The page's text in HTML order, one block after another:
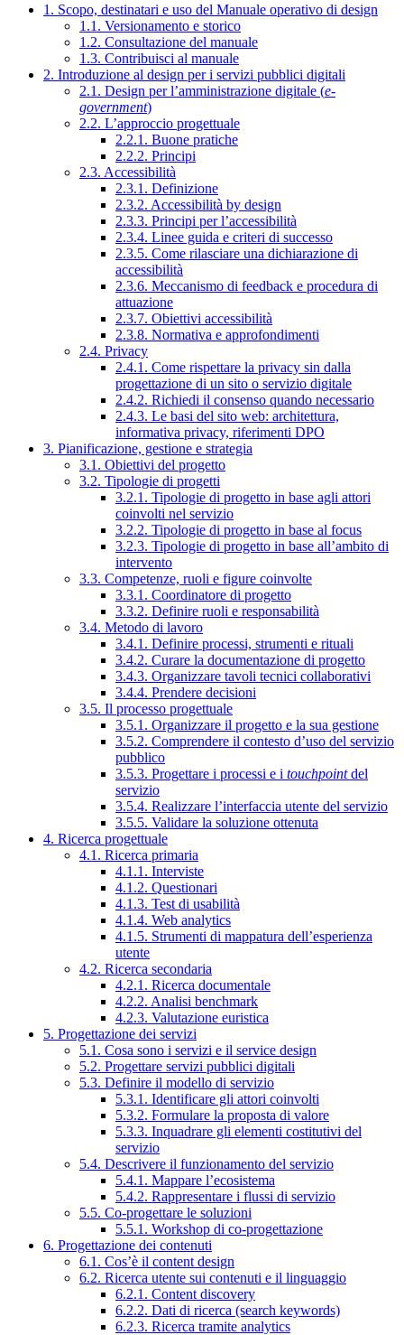
1. Scopo, destinatari e uso del Manuale operativo di design
1.1. Versionamento e storico
1.2. Consultazione del manuale
1.3. Contribuisci al manuale
2. Introduzione al design per i servizi pubblici digitali
2.1. Design per l’amministrazione digitale (e-
government)
2.2. L’approccio progettuale
2.2.1. Buone pratiche
2.2.2. Principi
2.3. Accessibilità
2.3.1. Definizione
2.3.2. Accessibilità by design
2.3.3. Principi per l’accessibilità
2.3.4. Linee guida e criteri di successo
2.3.5. Come rilasciare una dichiarazione di
accessibilità
2.3.6. Meccanismo di feedback e procedura di
attuazione
2.3.7. Obiettivi accessibilità
2.3.8. Normativa e approfondimenti
2.4. Privacy
2.4.1. Come rispettare la privacy sin dalla
progettazione di un sito o servizio digitale
2.4.2. Richiedi il consenso quando necessario
2.4.3. Le basi del sito web: architettura,
informativa privacy, riferimenti DPO
3. Pianificazione, gestione e strategia
3.1. Obiettivi del progetto
3.2. Tipologie di progetti
3.2.1. Tipologie di progetto in base agli attori
coinvolti nel servizio
3.2.2. Tipologie di progetto in base al focus
3.2.3. Tipologie di progetto in base all’ambito di
intervento
3.3. Competenze, ruoli e figure coinvolte
3.3.1. Coordinatore di progetto
3.3.2. Definire ruoli e responsabilità
3.4. Metodo di lavoro
3.4.1. Definire processi, strumenti e rituali
3.4.2. Curare la documentazione di progetto
3.4.3. Organizzare tavoli tecnici collaborativi
3.4.4. Prendere decisioni
3.5. Il processo progettuale
3.5.1. Organizzare il progetto e la sua gestione
3.5.2. Comprendere il contesto d’uso del servizio
pubblico
3.5.3. Progettare i processi e i touchpointdel
servizio
3.5.4. Realizzare l’interfaccia utente del servizio
3.5.5. Validare la soluzione ottenuta
4. Ricerca progettuale
4.1. Ricerca primaria
4.1.1. Interviste
4.1.2. Questionari
4.1.3. Test di usabilità
4.1.4. Web analytics
4.1.5. Strumenti di mappatura dell’esperienza
utente
4.2. Ricerca secondaria
4.2.1. Ricerca documentale
4.2.2. Analisi benchmark
4.2.3. Valutazione euristica
5. Progettazione dei servizi
5.1. Cosa sono i servizi e il service design
5.2. Progettare servizi pubblici digitali
5.3. Definire il modello di servizio
5.3.1. Identificare gli attori coinvolti
5.3.2. Formulare la proposta di valore
5.3.3. Inquadrare gli elementi costitutivi del
servizio
5.4. Descrivere il funzionamento del servizio
5.4.1. Mappare l’ecosistema
5.4.2. Rappresentare i flussi di servizio
5.5. Co-progettare le soluzioni
5.5.1. Workshop di co-progettazione
6. Progettazione dei contenuti
6.1. Cos’è il content design
6.2. Ricerca utente sui contenuti e il linguaggio
6.2.1. Content discovery
6.2.2. Dati di ricerca (search keywords)
6.2.3. Ricerca tramite analytics